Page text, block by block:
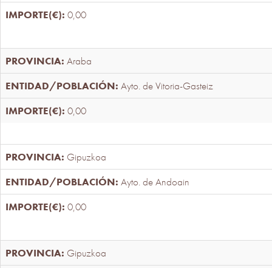
0,00
Araba
Ayto. de Vitoria-Gasteiz
0,00
Gipuzkoa
Ayto. de Andoain
0,00
Gipuzkoa